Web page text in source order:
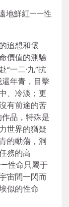
地鮮紅——性
追想和懷
價值的測驗
一二·九”抗
年青，目擊
、冷淡；更
有前途的苦
品，特殊是
世界的猶疑
的動蕩，洞
務的高
性命只屬于
宙間一閃而
似的性命